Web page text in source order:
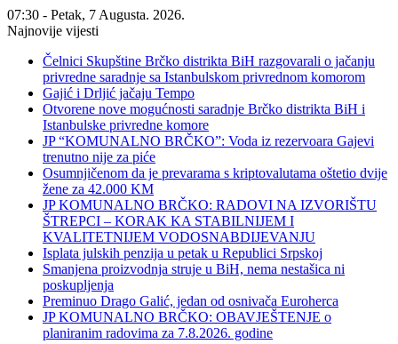
07:30 - Petak, 7 Augusta. 2026.
Najnovije vijesti
Čelnici Skupštine Brčko distrikta BiH razgovarali o jačanju
privredne saradnje sa Istanbulskom privrednom komorom
Gajić i Drljić jačaju Tempo
Otvorene nove mogućnosti saradnje Brčko distrikta BiH i
Istanbulske privredne komore
JP “KOMUNALNO BRČKO”: Voda iz rezervoara Gajevi
trenutno nije za piće
Osumnjičenom da je prevarama s kriptovalutama oštetio dvije
žene za 42.000 KM
JP KOMUNALNO BRČKO: RADOVI NA IZVORIŠTU
ŠTREPCI – KORAK KA STABILNIJEM I
KVALITETNIJEM VODOSNABDIJEVANJU
Isplata julskih penzija u petak u Republici Srpskoj
Smanjena proizvodnja struje u BiH, nema nestašica ni
poskupljenja
Preminuo Drago Galić, jedan od osnivača Euroherca
JP KOMUNALNO BRČKO: OBAVJEŠTENJE o
planiranim radovima za 7.8.2026. godine